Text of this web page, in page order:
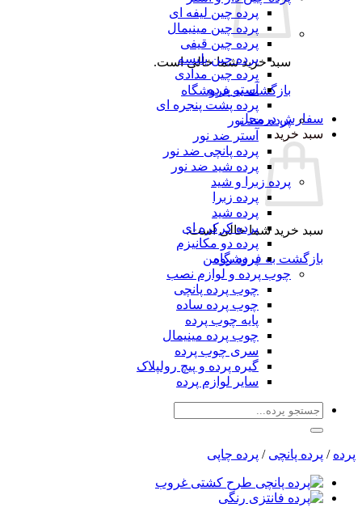
سبد خرید شما خالی است.
بازگشت به فروشگاه
سفارش درمحل
سبد خرید
سبد خرید شما خالی است.
بازگشت به فروشگاه
پرده چین لیفه ای
پرده چین مینیمال
پرده چین قیفی
پرده چین پلیسه
پرده چین مدادی
آستر پرده
پرده پشت پنجره ای
پرده ضد نور
آستر ضد نور
پرده پانچی ضد نور
پرده شید ضد نور
پرده زبرا و شید
پرده زبرا
پرده شید
پرده کرکره ای
پرده دو مکانیزم
پرده رومن
چوب پرده و لوازم نصب
چوب پرده پانچی
چوب پرده ساده
پایه چوب پرده
چوب پرده مینیمال
سری چوب پرده
گیره پرده و پیچ رولپلاک
سایر لوازم پرده
جستجو
پرده / پرده پانچی / پرده چاپی